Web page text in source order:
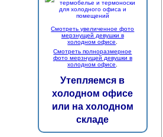
Смотреть увеличенное фото
мерзнущей девушки в
холодном офисе.
Смотреть полноразмерное
фото мерзнущей девушки в
холодном офисе.
Утепляемся в
холодном офисе
или на холодном
складе